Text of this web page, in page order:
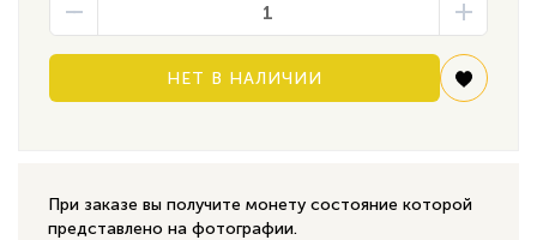
НЕТ В НАЛИЧИИ
При заказе вы получите монету состояние которой
представлено на фотографии.